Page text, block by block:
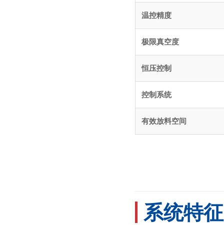
温控精度
极限真空度
恒压控制
控制系统
有效放料空间
系统特